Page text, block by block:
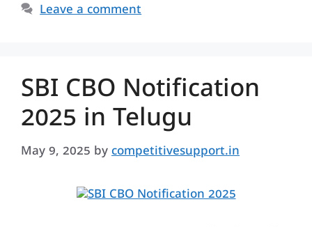
Leave a comment
SBI CBO Notification
2025 in Telugu
May 9, 2025 by competitivesupport.in